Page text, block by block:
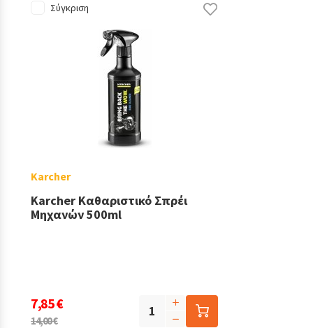
Σύγκριση
Karcher
Karcher Καθαριστικό Σπρέι
Μηχανών 500ml
7,85 €
14,00 €